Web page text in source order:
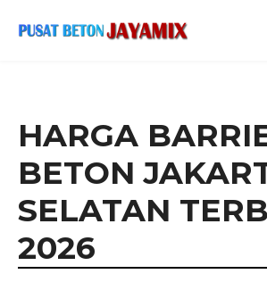
HARGA
BETON
SELATAN
2026